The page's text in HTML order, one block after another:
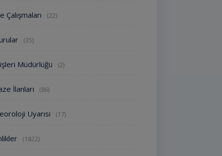
Çalışmaları (22)
(35)
Müdürlüğü (2)
İlanları (86)
Uyarısı (17)
(1822)